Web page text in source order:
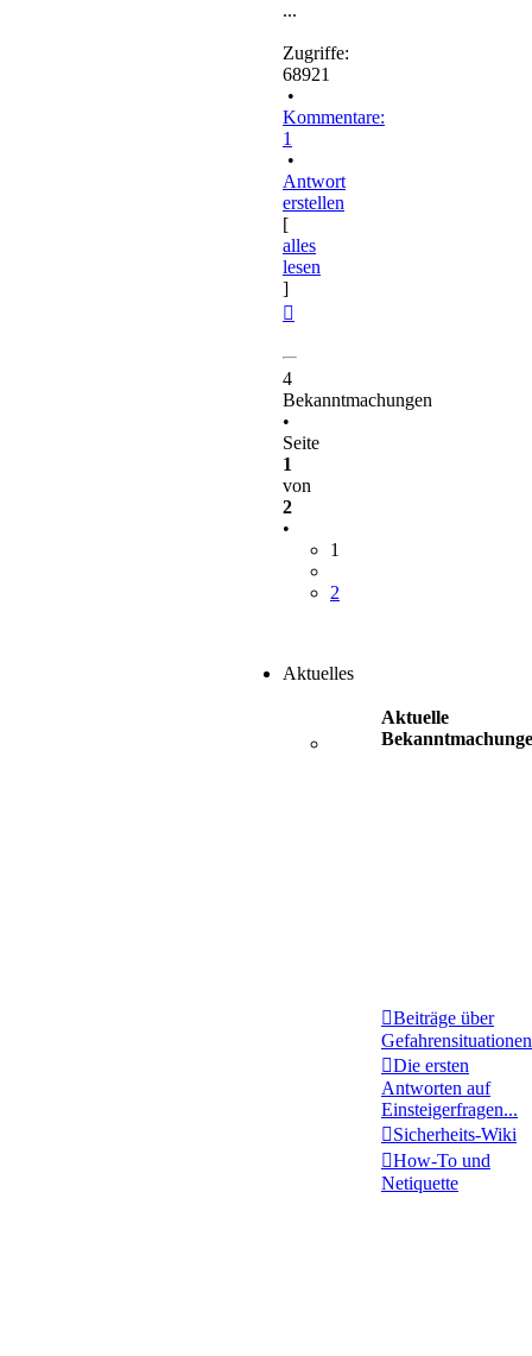
...
Zugriffe:
68921
•
Kommentare:
1
•
Antwort
erstellen
[
alles
lesen
]
4
Bekanntmachungen
•
Seite
1
von
2
•
1
2
Aktuelles
Aktuelle
Beiträge über
Gefahrensituationen
Die ersten
Antworten auf
Einsteigerfragen...
Sicherheits-Wiki
How-To und
Netiquette